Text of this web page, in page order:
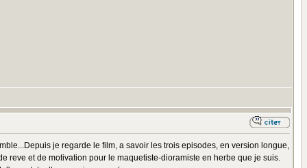
je regarde le film, a savoir les trois episodes, en version longue,
reve et de motivation pour le maquetiste-dioramiste en herbe que je suis.